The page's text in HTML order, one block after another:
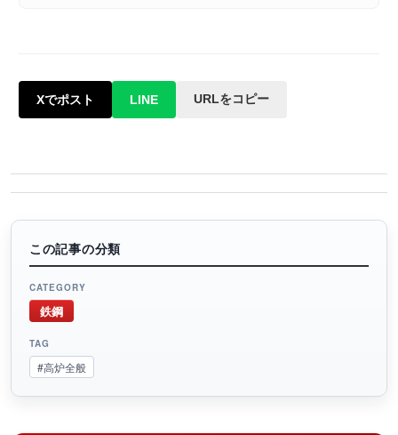
Xでポスト LINE URLをコピー
この記事の分類
CATEGORY
鉄鋼
TAG
#高炉全般